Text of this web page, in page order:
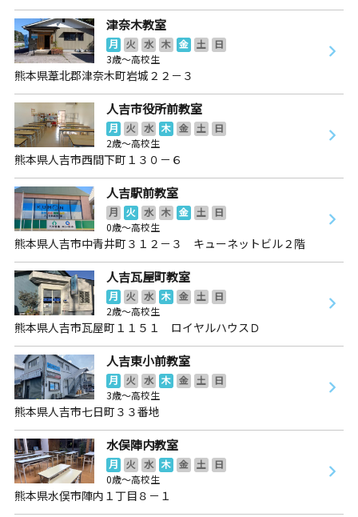
津奈木教室
月 火 水 木 金 土
日
3歳～高校生
熊本県葦北郡津奈木町岩城２２－３
人吉市役所前教室
月 火 水 木 金 土
日
2歳～高校生
熊本県人吉市西間下町１３０－６
人吉駅前教室
月 火 水 木 金 土
日
0歳～高校生
熊本県人吉市中青井町３１２－３ キューネットビル２階
人吉瓦屋町教室
月 火 水 木 金 土
日
2歳～高校生
熊本県人吉市瓦屋町１１５１ ロイヤルハウスＤ
人吉東小前教室
月 火 水 木 金 土
日
3歳～高校生
熊本県人吉市七日町３３番地
水俣陣内教室
月 火 水 木 金 土
日
0歳～高校生
熊本県水俣市陣内１丁目８－１